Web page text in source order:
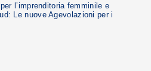
l’imprenditoria femminile e
Le nuove Agevolazioni per i